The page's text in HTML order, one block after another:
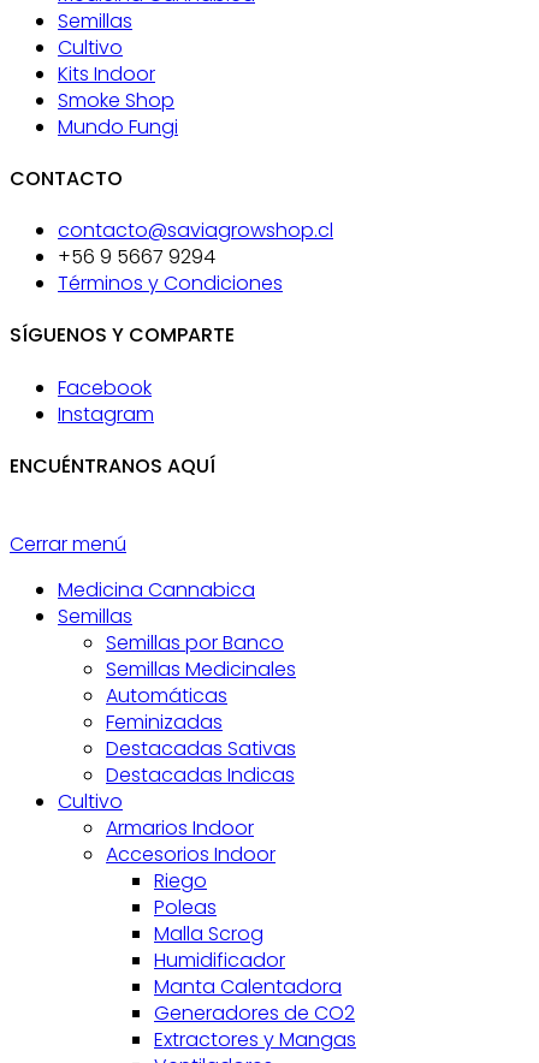
Semillas
Cultivo
Kits Indoor
Smoke Shop
Mundo Fungi
CONTACTO
contacto@saviagrowshop.cl
+56 9 5667 9294
Términos y Condiciones
SÍGUENOS Y COMPARTE
Facebook
Instagram
ENCUÉNTRANOS AQUÍ
Cerrar menú
Medicina Cannabica
Semillas
Semillas por Banco
Semillas Medicinales
Automáticas
Feminizadas
Destacadas Sativas
Destacadas Indicas
Cultivo
Armarios Indoor
Accesorios Indoor
Riego
Poleas
Malla Scrog
Humidificador
Manta Calentadora
Generadores de CO2
Extractores y Mangas